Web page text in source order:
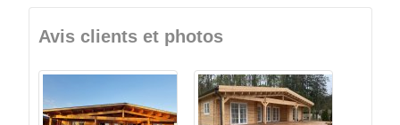
Avis clients et photos